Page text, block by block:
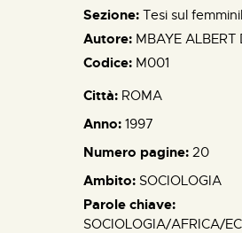
Sezione: Tesi sul
Autore: MBAYE ALBERT
Codice: M001
Città: ROMA
Anno: 1997
Numero pagine: 20
Ambito: SOCIOLOGIA
Parole chiave:
SOCIOLOGIA/AFRICA/